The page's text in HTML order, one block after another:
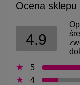
Ocena sklepu
4.9
5
4